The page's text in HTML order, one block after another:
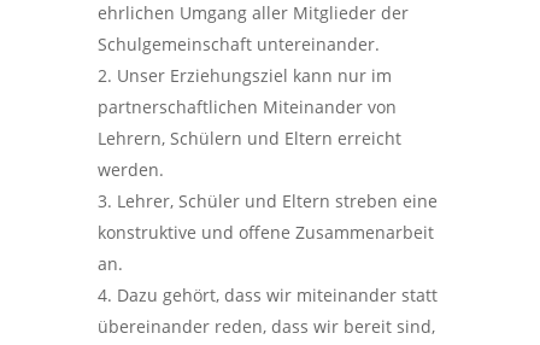
ehrlichen Umgang aller Mitglieder der
Schulgemeinschaft untereinander.
Unser Erziehungsziel kann nur im
partnerschaftlichen Miteinander von
Lehrern, Schülern und Eltern erreicht
werden.
Lehrer, Schüler und Eltern streben eine
konstruktive und offene Zusammenarbeit
an.
Dazu gehört, dass wir miteinander statt
übereinander reden, dass wir bereit sind,